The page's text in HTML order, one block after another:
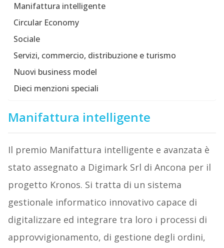
Manifattura intelligente
Circular Economy
Sociale
Servizi, commercio, distribuzione e turismo
Nuovi business model
Dieci menzioni speciali
Manifattura intelligente
Il premio Manifattura intelligente e avanzata è
stato assegnato a Digimark Srl di Ancona per il
progetto Kronos. Si tratta di un sistema
gestionale informatico innovativo capace di
digitalizzare ed integrare tra loro i processi di
approvvigionamento, di gestione degli ordini,